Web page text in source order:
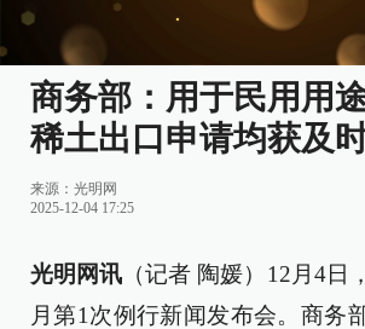
商务部：用于民用用
稀土出口申请均获及
来源： 光明网
2025-12-04 17:25
光明网讯 （记者 陶媛）12月4日
月第1次例行新闻发布会。商务